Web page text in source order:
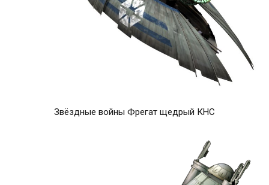
Звёздные войны Фрегат щедрый КНС